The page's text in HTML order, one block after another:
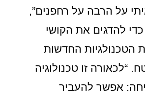
על הרבה על רחפנים”,
להדגים את הקושי
הטכנולגיות החדשות
“לכאורה זו טכנולוגיה
אפשר להעביר